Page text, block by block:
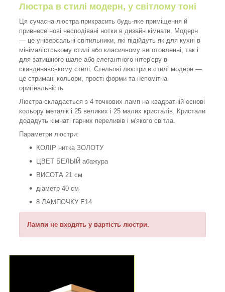
Люстра в стилі модерн, у світлому тоні
Ця сучасна люстра прикрасить будь-яке приміщення й
привнесе нові несподівані нотки в дизайн кімнати. Модерн
— це універсальні світильники, які підійдуть як для кухні в
мінімалістському стилі або класичному виготовленні, так і
для затишного шале або елегантного інтер'єру в
скандинавському стилі. Стельові люстри в стилі модерн —
це стримані кольори, прості форми та непомітна
оригінальність
Люстра складається з 4 точкових ламп на квадратній основі
кольору металік і 25 великих і 25 малих кристалів. Кристали
додадуть кімнаті гарних переливів і м'якого світла.
Параметри люстри:
КОЛІР нитка ЗОЛОТУ
ЦВЕТ БЕЛЫЙ абажура
ВИСОТА 21 см
діаметр 40 см
8 ЛАМПОЧКУ E14
Лампи не входять у вартість люстри.